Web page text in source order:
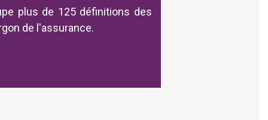
plus de 125 définitions des
de l'assurance.